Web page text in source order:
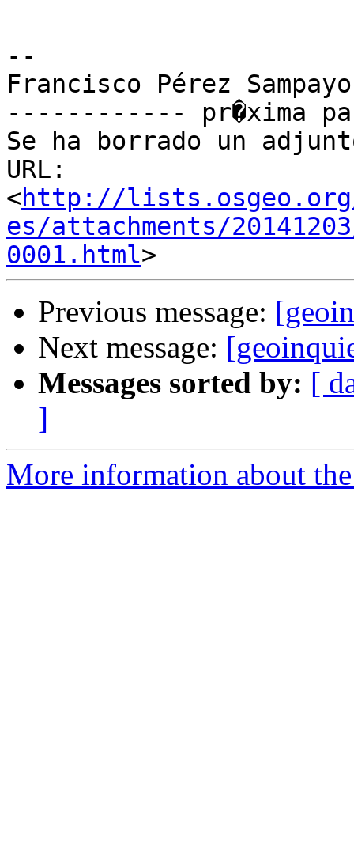
--
Francisco Pérez Sampayo
------------ pr�xima
Se ha borrado un
URL:
<http://
es/attachments/
0001.html
Previous message:
Next message:
Messages sorted by: [
]
More information about